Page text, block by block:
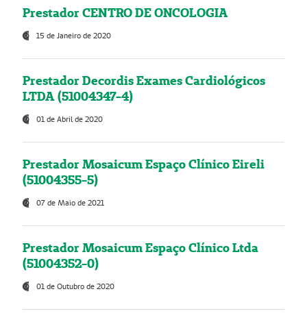
Prestador CENTRO DE ONCOLOGIA
15 de Janeiro de 2020
Prestador Decordis Exames Cardiológicos
LTDA (51004347-4)
01 de Abril de 2020
Prestador Mosaicum Espaço Clínico Eireli
(51004355-5)
07 de Maio de 2021
Prestador Mosaicum Espaço Clínico Ltda
(51004352-0)
01 de Outubro de 2020